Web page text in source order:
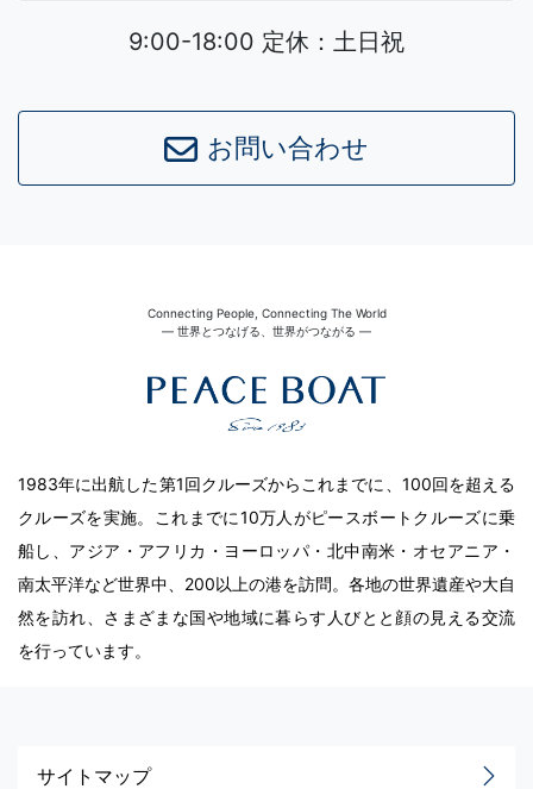
Leaflet|©OpenStreetMapcontributors
9:00-18:00 定休：土日祝
お問い合わせ
Connecting People, Connecting The World
― 世界とつなげる、世界がつながる ―
1983年に出航した第1回クルーズからこれまでに、100回を超える
クルーズを実施。これまでに10万人がピースボートクルーズに乗
船し、アジア・アフリカ・ヨーロッパ・北中南米・オセアニア・
南太平洋など世界中、200以上の港を訪問。各地の世界遺産や大自
然を訪れ、さまざまな国や地域に暮らす人びとと顔の見える交流
を行っています。
サイトマップ